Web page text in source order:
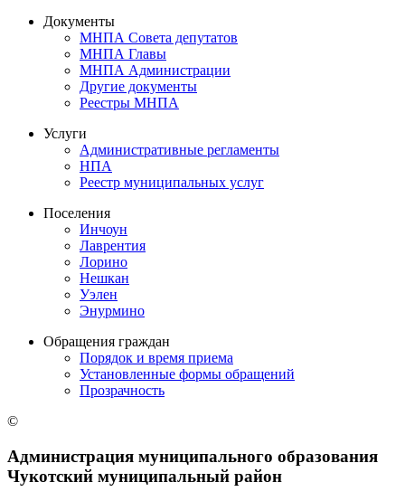
Документы
МНПА Совета депутатов
МНПА Главы
МНПА Администрации
Другие документы
Реестры МНПА
Услуги
Административные регламенты
НПА
Реестр муниципальных услуг
Поселения
Инчоун
Лаврентия
Лорино
Нешкан
Уэлен
Энурмино
Обращения граждан
Порядок и время приема
Установленные формы обращений
Прозрачность
©
Администрация муниципального образования
Чукотский муниципальный район